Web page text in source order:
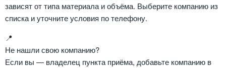
зависят от типа материала и объёма. Выберите компанию из
списка и уточните условия по телефону.
📍
Не нашли свою компанию?
Если вы — владелец пункта приёма, добавьте компанию в